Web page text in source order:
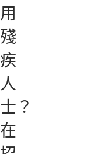
用
殘
疾
人
士？
在